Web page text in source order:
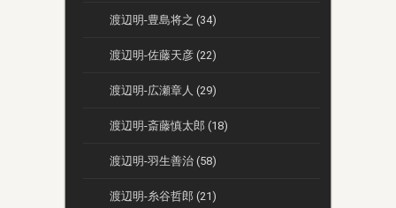
渡辺明-豊島将之 (34)
渡辺明-佐藤天彦 (22)
渡辺明-広瀬章人 (29)
渡辺明-斎藤慎太郎 (18)
渡辺明-羽生善治 (58)
渡辺明-糸谷哲郎 (21)